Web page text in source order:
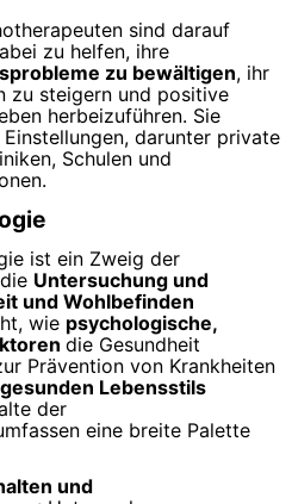
sind darauf
zu helfen, ihre
zu bewältigen, ihr
zu steigern und positive
herbeizuführen. Sie
darunter private
Schulen und
ist ein Zweig der
Untersuchung und
und Wohlbefinden
wie psychologische,
die Gesundheit
Prävention von Krankheiten
Lebensstils
der
eine breite Palette
und